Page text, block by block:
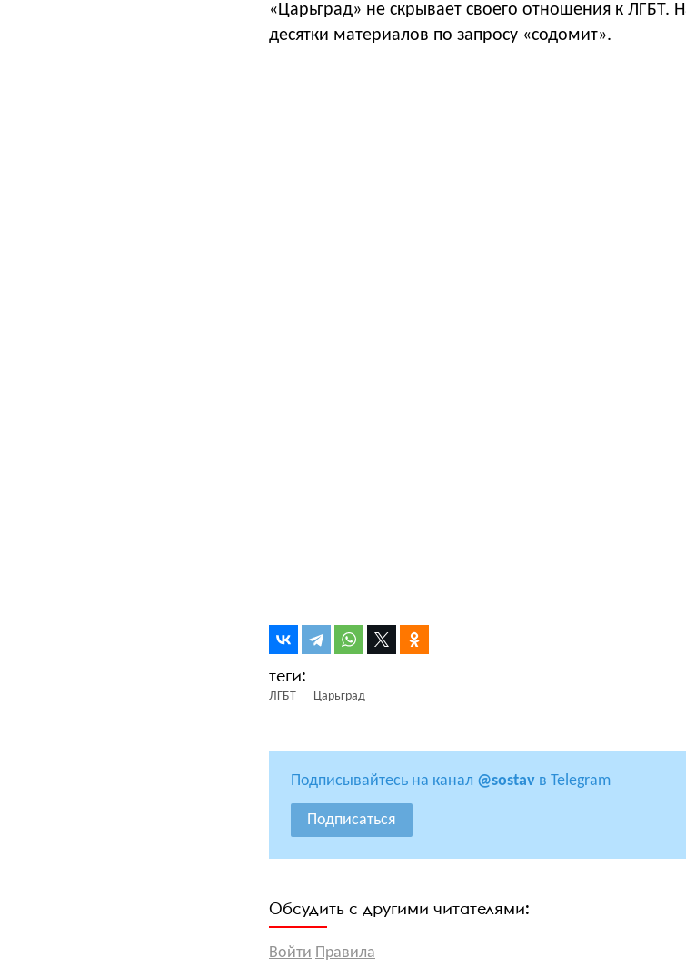
«Царьград» не скрывает своего отношения к ЛГБТ.
десятки материалов по запросу «содомит».
ЛГБТ Царьград
Подписывайтесь на канал @sostav в Telegram
Подписаться
Обсудить с другими читателями:
Войти Правила